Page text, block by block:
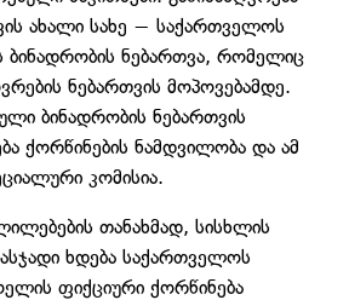
ახალი სახე − საქართველოს
ნებართვა, რომელიც
ნებართვის მოპოვებამდე.
ბინადრობის ნებართვის
ქორწინების ნამდვილობა და ამ
კომისია.
თანახმად, სისხლის
ხდება საქართველოს
ფიქციური ქორწინება